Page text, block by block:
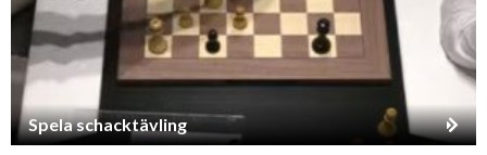
Spela schacktävling